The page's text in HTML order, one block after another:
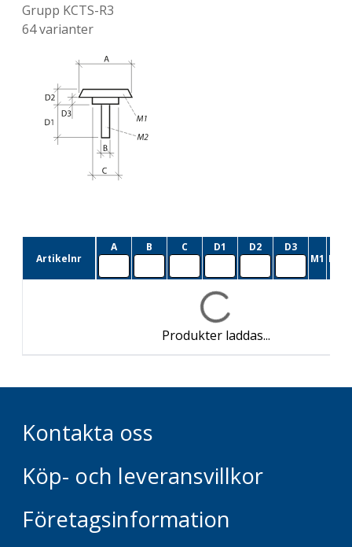
Grupp KCTS-R3
64varianter
Artikelnr
A B C D1 D2
D3
M1 M2
Produkter laddas...
Kontakta oss
Köp- och leveransvillkor
Företagsinformation